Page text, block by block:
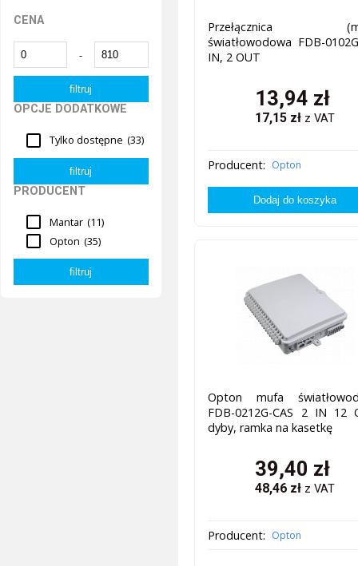
CENA
-
OPCJE DODATKOWE
Tylko dostępne (33)
PRODUCENT
Mantar (11)
Opton (35)
Przełącznica
światłowodowa FDB-
IN, 2 OUT
13,94 zł
17,15 zł z VAT
Producent: Opton
Opton mufa
FDB-0212G-CAS 2 IN 12
dyby, ramka na kasetkę
39,40 zł
48,46 zł z VAT
Producent: Opton